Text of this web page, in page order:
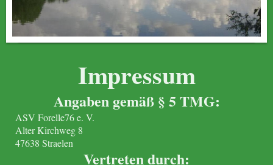
Impressum
Angaben gemäß § 5 TMG:
ASV Forelle76 e. V.
Alter Kirchweg 8
47638 Straelen
Vertreten durch: